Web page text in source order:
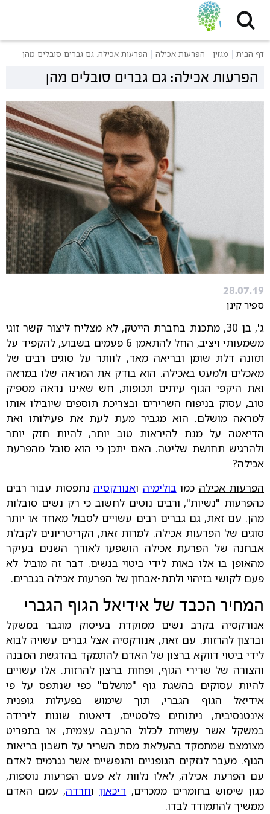
דף הבית מגזין הפרעות אכילה הפרעות אכילה: גם גברים סובלים מהן
הפרעות אכילה: גם גברים סובלים מהן
28.07.19
ספיר קינן
ג', בן 30, מתכנת בחברת הייטק, לא מצליח ליצור קשר זוגי
משמעותי ויציב, החל להתאמן 6 פעמים בשבוע, להקפיד על
תזונה דלת שומן ובריאה מאד, לוותר על סוגים רבים של
מאכלים ולמעט באכילה. הוא בודק את המראה שלו במראה
ואת היקפי הגוף עיתים תכופות, חש שאינו נראה מספיק
טוב, עסוק בניפוח השרירים ובצריכת תוספים שיובילו אותו
למראה מושלם. הוא מגביר מעת לעת את פעילותו ואת
הדיאטה על מנת להיראות טוב יותר, להיות חזק יותר
ולהרגיש תחושת שליטה. האם יתכן כי הוא סובל מהפרעת
אכילה?
הפרעות אכילה כמו בולימיה ואנורקסיהנתפסות עבור רבים
כהפרעות "נשיות", ורבים נוטים לחשוב כי רק נשים סובלות
מהן. עם זאת, גם גברים רבים עשויים לסבול מאחד או יותר
סוגים של הפרעות אכילה. למרות זאת, הקריטריונים לקבלת
אבחנה של הפרעת אכילה הושפעו לאורך השנים בעיקר
מהאופן בו אלו באות לידי ביטוי בנשים. דבר זה מוביל לא
פעם לקושי בזיהוי ולתת-אבחון של הפרעות אכילה בגברים.
המחיר הכבד של אידיאל הגוף הגברי
אנורקסיה בקרב נשים ממוקדת בעיסוק מוגבר במשקל
וברצון להרזות. עם זאת, אנורקסיה אצל גברים עשויה לבוא
לידי ביטוי דווקא ברצון של האדם להתמקד בהדגשת המבנה
והצורה של שרירי הגוף, ופחות ברצון להרזות. אלו עשויים
להיות עסוקים בהשגת גוף "מושלם" כפי שנתפס על פי
אידיאל הגוף הגברי, תוך שימוש בפעילות גופנית
אינטנסיבית, ניתוחים פלסטיים, דיאטות שונות לירידה
במשקל אשר עשויות לכלול הרעבה עצמית, או בתפריט
מצומצם שמתמקד בהעלאת מסת השריר על חשבון בריאות
הגוף. מעבר לנזקים הגופניים והנפשיים אשר נגרמים לאדם
עם הפרעת אכילה, לאלו נלוות לא פעם הפרעות נוספות,
כגון שימוש בחומרים ממכרים, דיכאוןוחרדה, עמם האדם
ממשיך להתמודד לבדו.